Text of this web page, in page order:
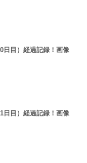
日目）経過記録！画像
日目）経過記録！画像